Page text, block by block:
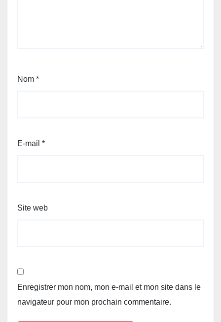
Nom *
E-mail *
Site web
Enregistrer mon nom, mon e-mail et mon site dans le
navigateur pour mon prochain commentaire.